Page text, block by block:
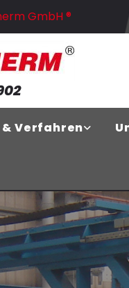
GmbH ®
Verfahren